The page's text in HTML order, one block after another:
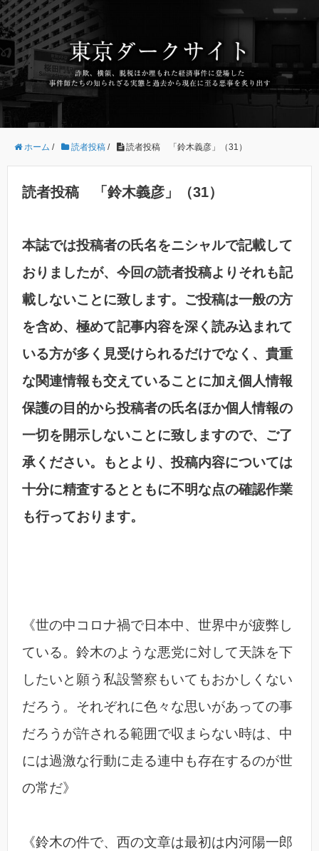
ホーム / 読者投稿 / 読者投稿 「鈴木義彦」（31）
読者投稿 「鈴木義彦」（31）
本誌では投稿者の氏名をニシャルで記載して
おりましたが、今回の読者投稿よりそれも記
載しないことに致します。ご投稿は一般の方
を含め、極めて記事内容を深く読み込まれて
いる方が多く見受けられるだけでなく、貴重
な関連情報も交えていることに加え個人情報
保護の目的から投稿者の氏名ほか個人情報の
一切を開示しないことに致しますので、ご了
承ください。もとより、投稿内容については
十分に精査するとともに不明な点の確認作業
も行っております。
《世の中コロナ禍で日本中、世界中が疲弊し
ている。鈴木のような悪党に対して天誅を下
したいと願う私設警察もいてもおかしくない
だろう。それぞれに色々な思いがあっての事
だろうが許される範囲で収まらない時は、中
には過激な行動に走る連中も存在するのが世
の常だ》
《鈴木の件で、西の文章は最初は内河陽一郎